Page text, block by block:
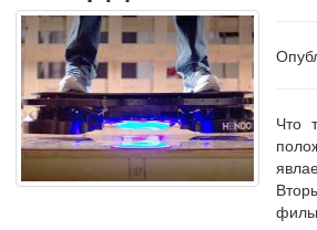
Что